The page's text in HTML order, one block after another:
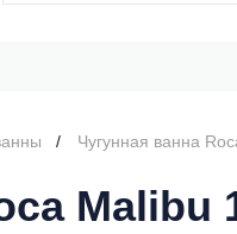
Чугунная ванна
Malibu